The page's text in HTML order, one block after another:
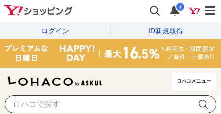
i
ログイン ID新規取得
ロハコメニュー